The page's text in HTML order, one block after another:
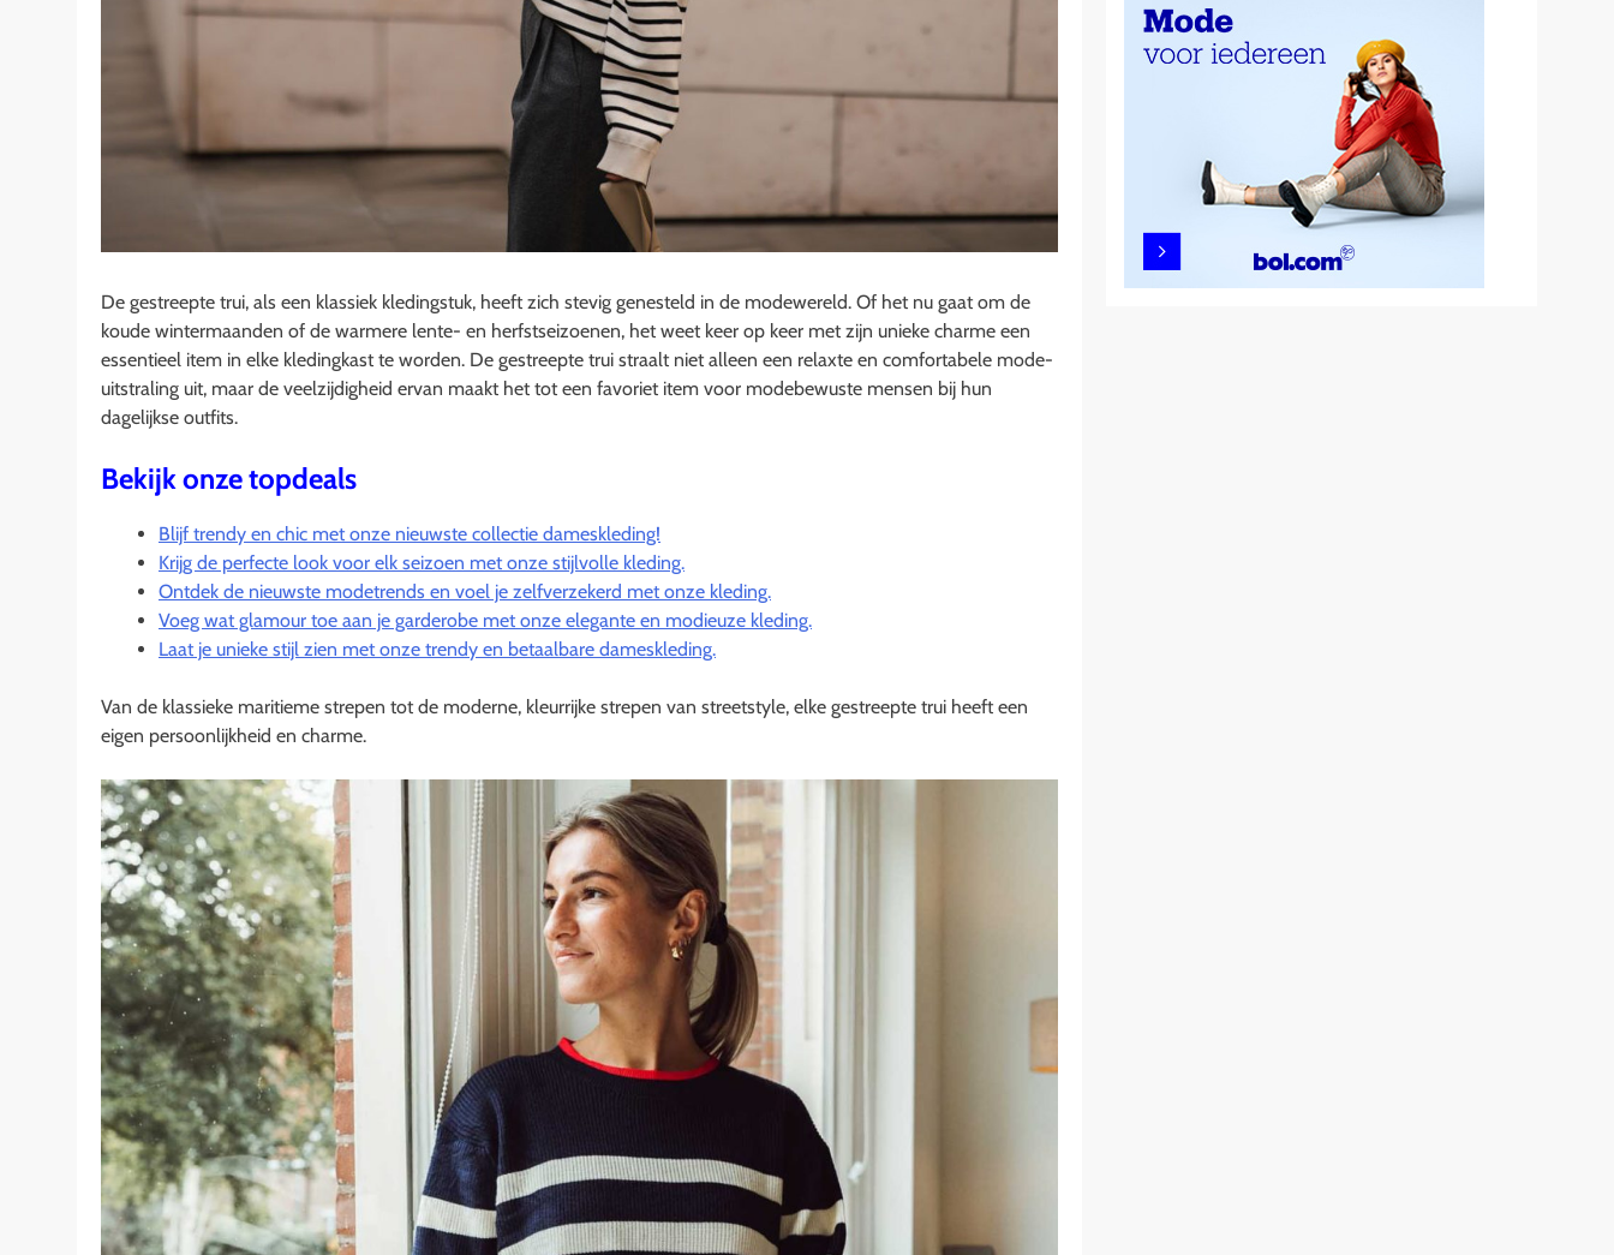
De gestreepte trui, als een klassiek kledingstuk, heeft zich stevig genesteld in de modewereld. Of het nu gaat om de
koude wintermaanden of de warmere lente- en herfstseizoenen, het weet keer op keer met zijn unieke charme een
essentieel item in elke kledingkast te worden. De gestreepte trui straalt niet alleen een relaxte en comfortabele mode-
uitstraling uit, maar de veelzijdigheid ervan maakt het tot een favoriet item voor modebewuste mensen bij hun
dagelijkse outfits.
Bekijk onze topdeals
Blijf trendy en chic met onze nieuwste collectie dameskleding!
Krijg de perfecte look voor elk seizoen met onze stijlvolle kleding.
Ontdek de nieuwste modetrends en voel je zelfverzekerd met onze kleding.
Voeg wat glamour toe aan je garderobe met onze elegante en modieuze kleding.
Laat je unieke stijl zien met onze trendy en betaalbare dameskleding.
Van de klassieke maritieme strepen tot de moderne, kleurrijke strepen van streetstyle, elke gestreepte trui heeft een
eigen persoonlijkheid en charme.